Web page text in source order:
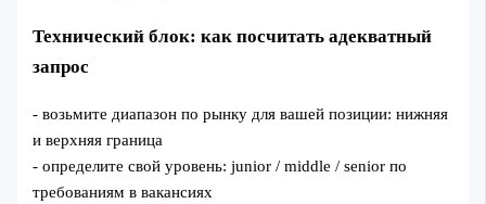
Технический блок: как посчитать адекватный
запрос
- возьмите диапазон по рынку для вашей позиции: нижняя
и верхняя граница
- определите свой уровень: junior / middle / senior по
требованиям в вакансиях